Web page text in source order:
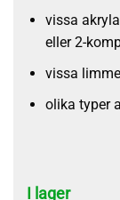
vissa
eller 2-
vissa
olika typer
I lager